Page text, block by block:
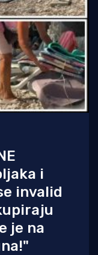
i
invalid
je na